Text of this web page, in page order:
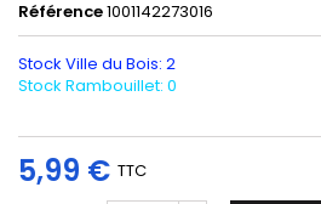
Référence1001142273016
Stock Ville du Bois: 2
Stock Rambouillet: 0
5,99 € TTC